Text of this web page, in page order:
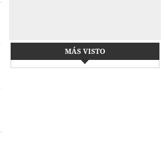
MÁS VISTO